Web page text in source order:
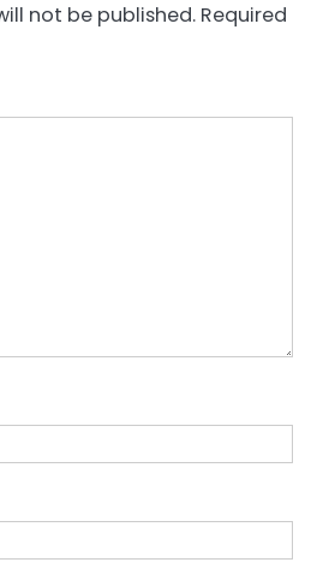
not be published. Required